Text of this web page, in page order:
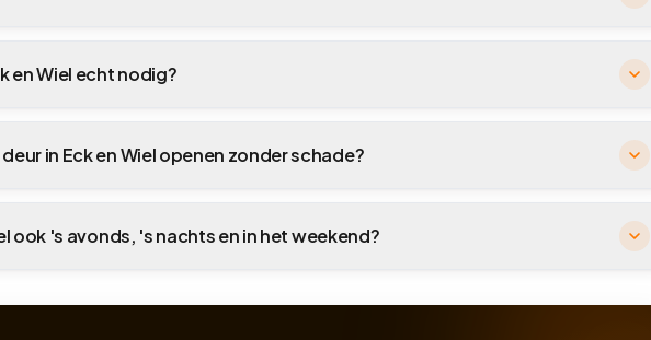
en Wiel echt nodig?
in Eck en Wiel openen zonder schade?
ook 's avonds, 's nachts en in het weekend?